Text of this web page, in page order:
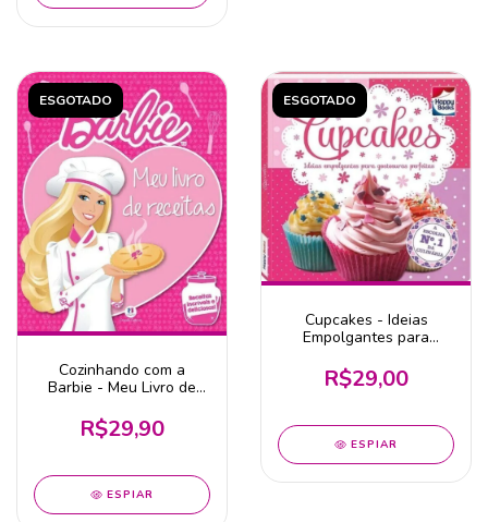
ESGOTADO
Cozinhando com a
Barbie - Meu Livro de
R$29,90
ESPIAR
ESGOTADO
Cupcakes - Ideias
Empolgantes para
R$29,00
ESPIAR